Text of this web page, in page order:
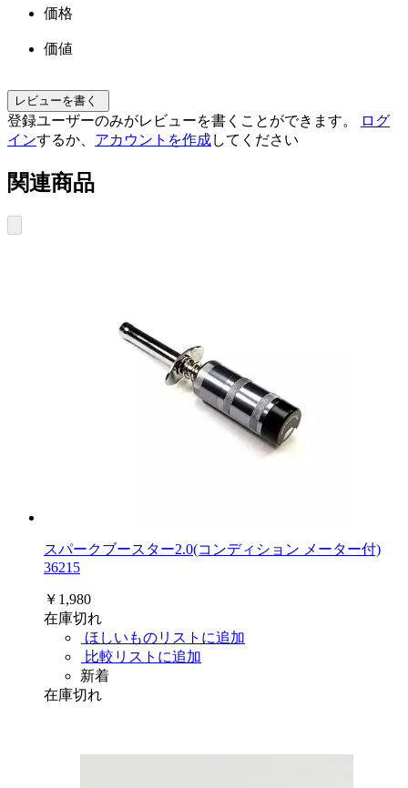
価格
価値
レビューを書く
登録ユーザーのみがレビューを書くことができます。
ログ
インするか、 アカウントを作成してください
関連商品
スパークブースター2.0(コンディション メーター付)
36215
￥1,980
在庫切れ
ほしいものリストに追加
比較リストに追加
新着
在庫切れ